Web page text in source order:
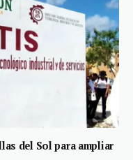
del Sol para ampliar